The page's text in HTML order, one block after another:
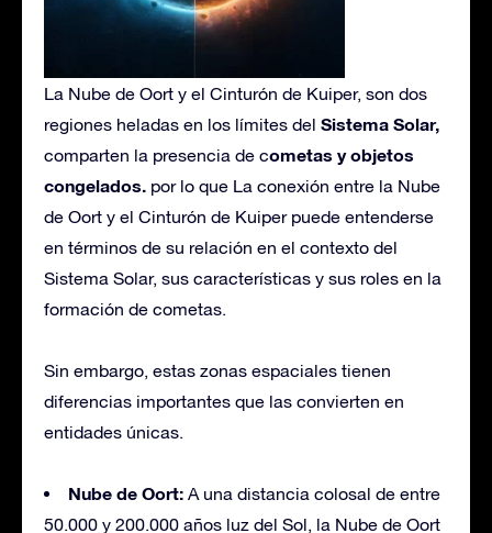
La Nube de Oort y el Cinturón de Kuiper, son dos
regiones heladas en los límites del Sistema Solar,
comparten la presencia de cometas y objetos
congelados. por lo que La conexión entre la Nube
de Oort y el Cinturón de Kuiper puede entenderse
en términos de su relación en el contexto del
Sistema Solar, sus características y sus roles en la
formación de cometas.
Sin embargo, estas zonas espaciales tienen
diferencias importantes que las convierten en
entidades únicas.
Nube de Oort: A una distancia colosal de entre
50.000 y 200.000 años luz del Sol, la Nube de Oort